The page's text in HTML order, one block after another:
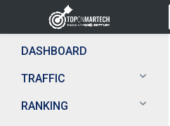
DASHBOARD
TRAFFIC
RANKING